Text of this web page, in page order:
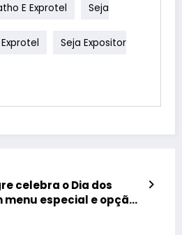
E Exprotel Seja
Seja Expositor
celebra o Dia dos
menu especial e opção